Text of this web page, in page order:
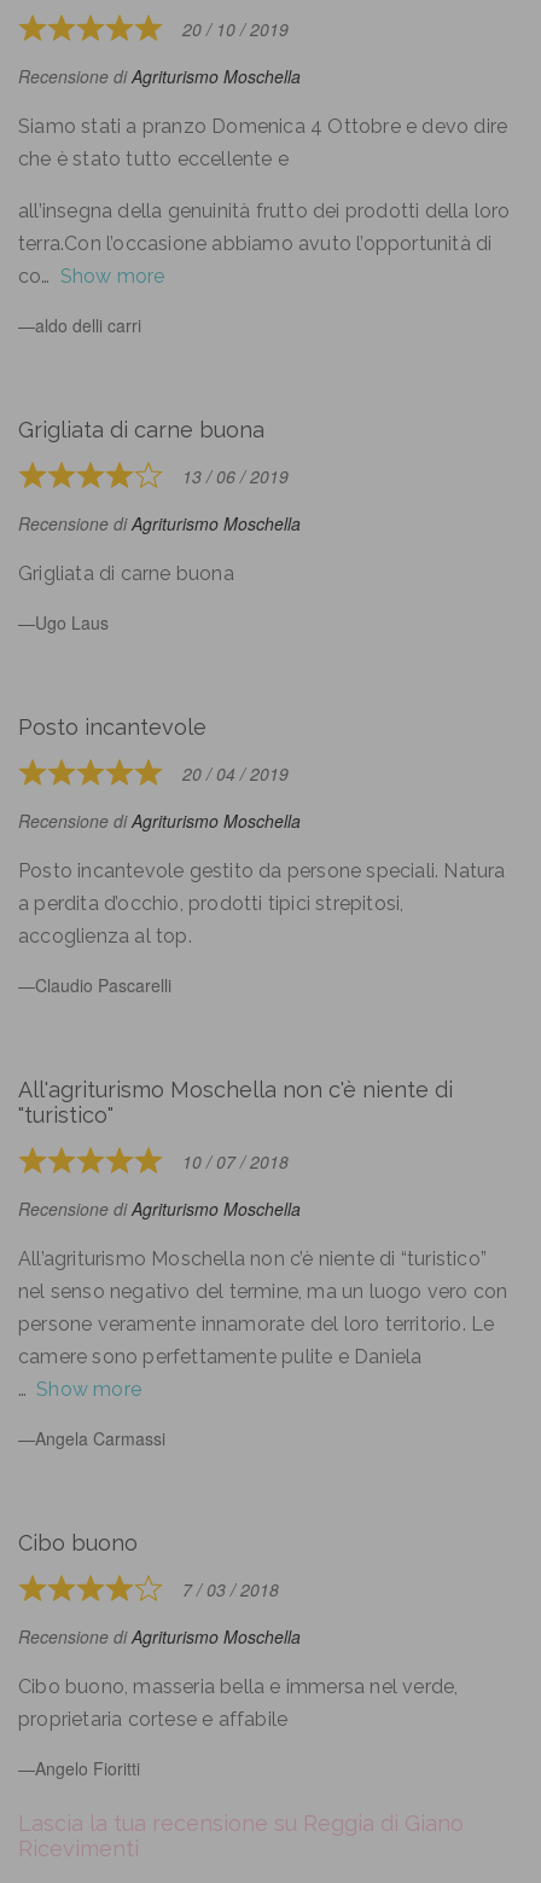
of
Rated
5
of
5
20 / 10 / 2019
Recensione diAgriturismo Moschella
Siamo stati a pranzo Domenica 4 Ottobre e devo dire
che è stato tutto eccellente e
all’insegna della genuinità frutto dei prodotti della loro
terra.Con l’occasione abbiamo avuto l’opportunità di
co
Show more
aldo delli carri
Grigliata di carne buona
Rated
4
of
13 / 06 / 2019
Recensione diAgriturismo Moschella
Grigliata di carne buona
Ugo Laus
Posto incantevole
Rated
5
of
5
20 / 04 / 2019
Recensione diAgriturismo Moschella
Posto incantevole gestito da persone speciali. Natura
a perdita d’occhio, prodotti tipici strepitosi,
accoglienza al top.
Claudio Pascarelli
All'agriturismo Moschella non c'è niente di
"turistico"
Rated
5
of
5
10 / 07 / 2018
Recensione diAgriturismo Moschella
All’agriturismo Moschella non c’è niente di “turistico”
nel senso negativo del termine, ma un luogo vero con
persone veramente innamorate del loro territorio. Le
camere sono perfettamente pulite e Daniela
Show more
Angela Carmassi
Cibo buono
Rated
4
of
5
7 / 03 / 2018
Recensione diAgriturismo Moschella
Cibo buono, masseria bella e immersa nel verde,
proprietaria cortese e affabile
Angelo Fioritti
Lascia la tua recensione su Reggia di Giano
Ricevimenti